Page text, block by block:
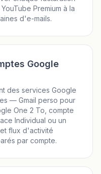
Premium à la
d'e-mails.
Google
des services Google
— Gmail perso pour
One 2 To, compte
Individual ou un
flux d'activité
par compte.